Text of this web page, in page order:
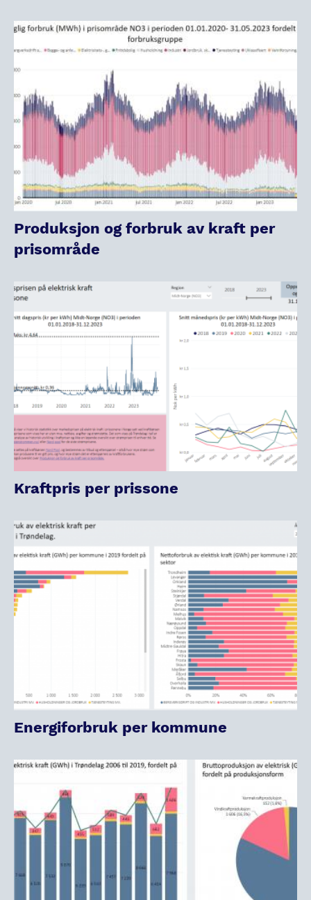
Produksjon og forbruk av kraft per
prisområde
Kraftpris per prissone
Energiforbruk per kommune